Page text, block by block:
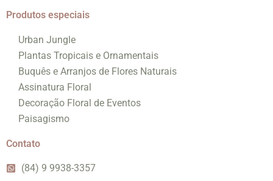
Produtos especiais
Urban Jungle
Plantas Tropicais e Ornamentais
Buquês e Arranjos de Flores Naturais
Assinatura Floral
Decoração Floral de Eventos
Paisagismo
Contato
(84) 9 9938-3357